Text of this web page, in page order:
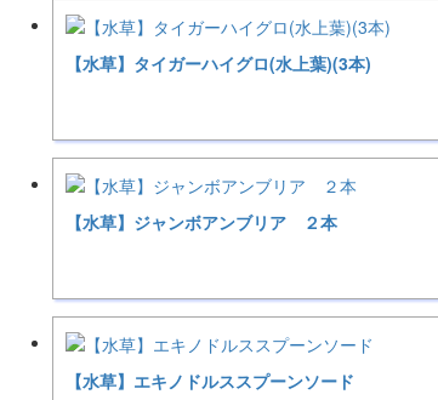
【水草】タイガーハイグロ(水上葉)(3本)
【水草】ジャンボアンブリア ２本
【水草】エキノドルススプーンソード